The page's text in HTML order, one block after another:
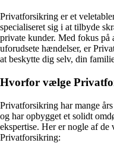
Privatforsikring er et
specialiseret sig i at tilbyde
private kunder. Med fokus
uforudsete hændelser, er
at beskytte dig selv, din
Hvorfor vælge
Privatforsikring har mange
og har opbygget et solidt
ekspertise. Her er nogle af
Privatforsikring: